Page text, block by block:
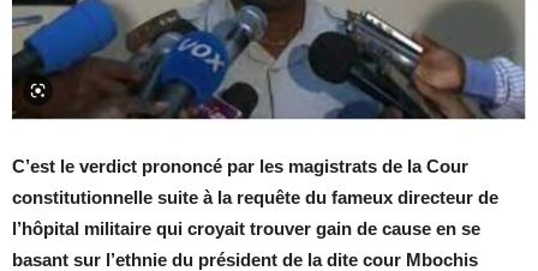
C’est le verdict prononcé par les magistrats de la Cour
constitutionnelle suite à la requête du fameux directeur de
l’hôpital militaire qui croyait trouver gain de cause en se
basant sur l’ethnie du président de la dite cour Mbochis